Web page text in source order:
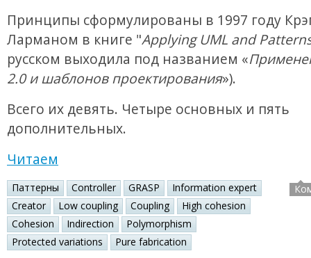
Принципы сформулированы в 1997 году
Ларманом в книге "Applying UML and
русском выходила под названием «
2.0 и шаблонов проектирования»).
Всего их девять. Четыре основных и пять
дополнительных.
Читаем
Паттерны Controller GRASP
Information expert
Creator
Low coupling Coupling
High cohesion
Cohesion
Indirection
Polymorphism
Protected variations
Pure fabrication